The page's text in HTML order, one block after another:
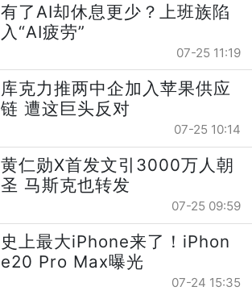
有了AI却休息更少？上班族陷
入“AI疲劳”
07-25 11:19
库克力推两中企加入苹果供应
链 遭这巨头反对
07-25 10:14
黄仁勋X首发文引3000万人朝
圣 马斯克也转发
07-25 09:59
史上最大iPhone来了！iPhon
e20 Pro Max曝光
07-24 15:35